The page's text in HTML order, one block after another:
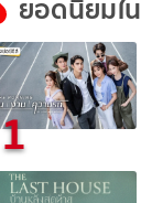
ยอดนิยมใ
1